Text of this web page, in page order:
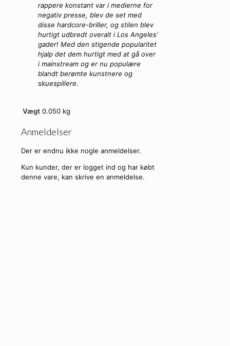
rappere konstant var i medierne for
negativ presse, blev de set med
disse hardcore-briller, og stilen blev
hurtigt udbredt overalt i Los Angeles’
gader! Med den stigende popularitet
hjalp det dem hurtigt med at gå over
i mainstream og er nu populære
blandt berømte kunstnere og
skuespillere.
Vægt 0.050 kg
Anmeldelser
Der er endnu ikke nogle anmeldelser.
Kun kunder, der er logget ind og har købt
denne vare, kan skrive en anmeldelse.